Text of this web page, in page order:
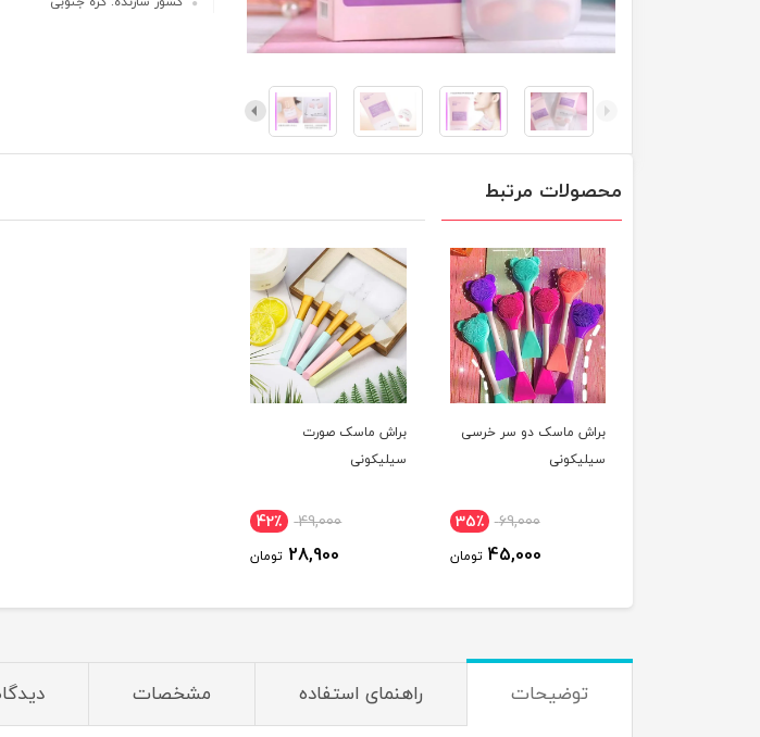
محصولات مرتبط
براش ماسک دو سر خرسی
سیلیکونی
69,000 35٪
45,000 تومان
براش ماسک صورت
سیلیکونی
49,000 42٪
28,900 تومان
توضیحات راهنمای استفاده مشخصات